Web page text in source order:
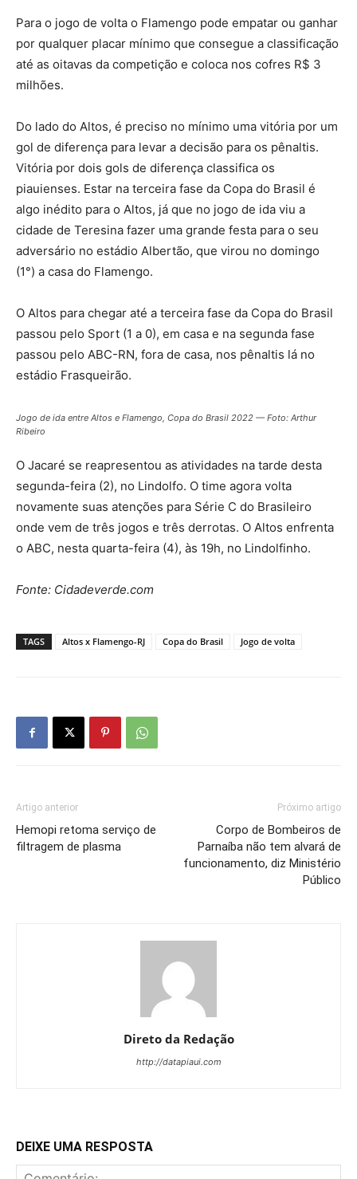
Para o jogo de volta o Flamengo pode empatar ou ganhar
por qualquer placar mínimo que consegue a classificação
até as oitavas da competição e coloca nos cofres R$ 3
milhões.
Do lado do Altos, é preciso no mínimo uma vitória por um
gol de diferença para levar a decisão para os pênaltis.
Vitória por dois gols de diferença classifica os
piauienses. Estar na terceira fase da Copa do Brasil é
algo inédito para o Altos, já que no jogo de ida viu a
cidade de Teresina fazer uma grande festa para o seu
adversário no estádio Albertão, que virou no domingo
(1°) a casa do Flamengo.
O Altos para chegar até a terceira fase da Copa do Brasil
passou pelo Sport (1 a 0), em casa e na segunda fase
passou pelo ABC-RN, fora de casa, nos pênaltis lá no
estádio Frasqueirão.
Jogo de ida entre Altos e Flamengo, Copa do Brasil 2022 — Foto: Arthur
Ribeiro
O Jacaré se reapresentou as atividades na tarde desta
segunda-feira (2), no Lindolfo. O time agora volta
novamente suas atenções para Série C do Brasileiro
onde vem de três jogos e três derrotas. O Altos enfrenta
o ABC, nesta quarta-feira (4), às 19h, no Lindolfinho.
Fonte: Cidadeverde.com
TAGS Altos x Flamengo-RJ Copa do Brasil Jogo de volta
Artigo anterior
Hemopi retoma serviço de
filtragem de plasma
Próximo artigo
Corpo de Bombeiros de
Parnaíba não tem alvará de
funcionamento, diz Ministério
Público
Direto da Redação
http://datapiaui.com
DEIXE UMA RESPOSTA